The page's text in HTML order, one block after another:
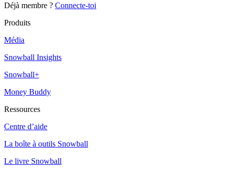
Déjà membre ? Connecte-toi
Produits
Média
Snowball Insights
Snowball+
Money Buddy
Ressources
Centre d’aide
La boîte à outils Snowball
Le livre Snowball